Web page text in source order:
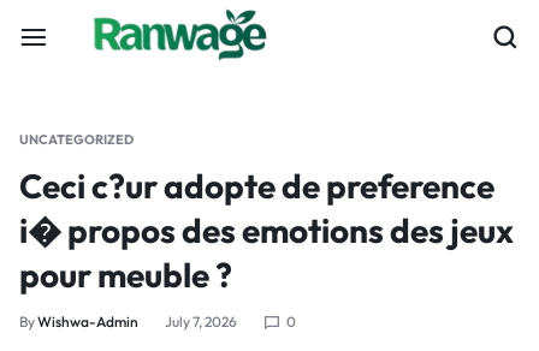
UNCATEGORIZED
Ceci c?ur adopte de preference
i� propos des emotions des jeux
pour meuble ?
ByWishwa-Admin July 7, 2026 0